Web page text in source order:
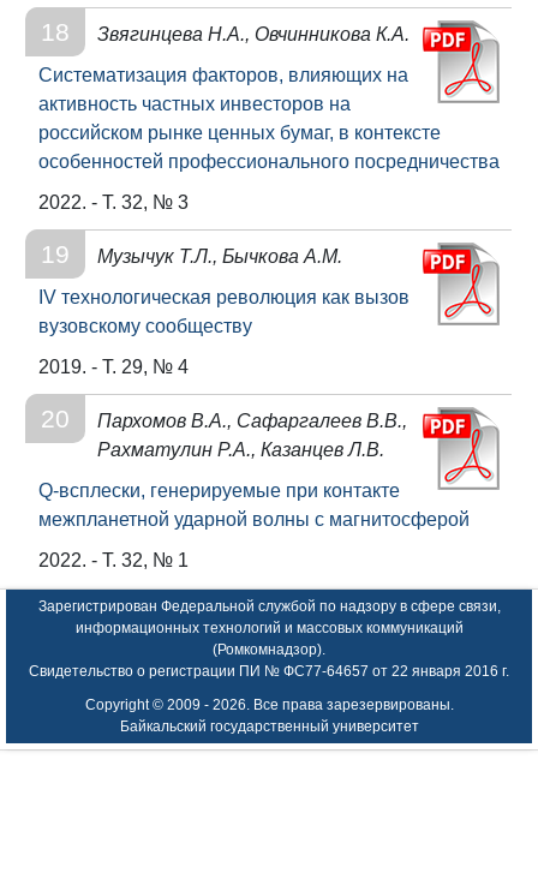
18
Звягинцева Н.А., Овчинникова К.А.
Cистематизация факторов, влияющих на
активность частных инвесторов на
российском рынке ценных бумаг, в контексте
особенностей профессионального посредничества
2022. - Т. 32, № 3
19
Музычук Т.Л., Бычкова А.М.
IV технологическая революция как вызов
вузовскому сообществу
2019. - Т. 29, № 4
20
Пархомов В.А., Сафаргалеев В.В.,
Рахматулин Р.А., Казанцев Л.В.
Q-всплески, генерируемые при контакте
межпланетной ударной волны с магнитосферой
2022. - Т. 32, № 1
Зарегистрирован Федеральной службой по надзору в сфере связи,
информационных технологий и массовых коммуникаций
(Ромкомнадзор).
Свидетельство о регистрации ПИ № ФС77-64657 от 22 января 2016 г.
Copyright © 2009 - 2026. Все права зарезервированы.
Байкальский государственный университет